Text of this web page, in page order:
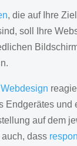
, die auf Ihre
soll Ihre
Endgerätes und
auf dem
dass